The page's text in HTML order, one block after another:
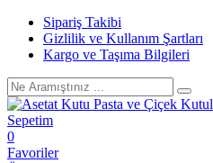
Sipariş Takibi
Gizlilik ve Kullanım Şartları
Kargo ve Taşıma Bilgileri
Sepetim
0
Favoriler